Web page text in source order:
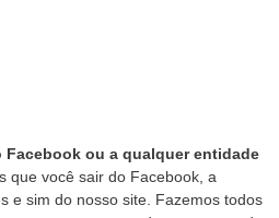
Facebook ou a qualquer entidade
que você sair do Facebook, a
e sim do nosso site. Fazemos todos